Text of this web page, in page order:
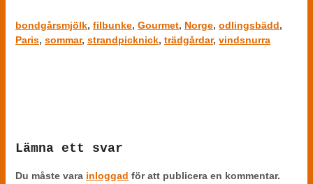
bondgårsmjölk, filbunke, Gourmet, Norge, odlingsbädd,
Paris, sommar, strandpicknick, trädgårdar, vindsnurra
Lämna ett svar
Du måste vara inloggad för att publicera en kommentar.